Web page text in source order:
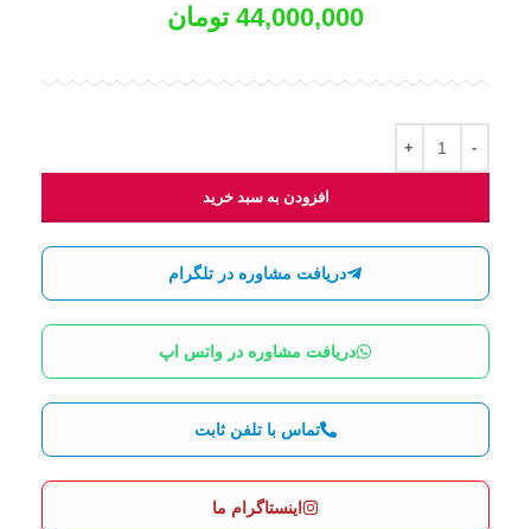
44,000,000 تومان
افزودن به سبد خرید
دریافت مشاوره در تلگرام
دریافت مشاوره در واتس اپ
تماس با تلفن ثابت
اینستاگرام ما